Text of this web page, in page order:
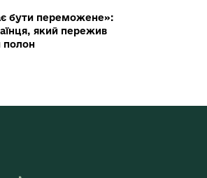
бути переможене»:
який пережив
полон